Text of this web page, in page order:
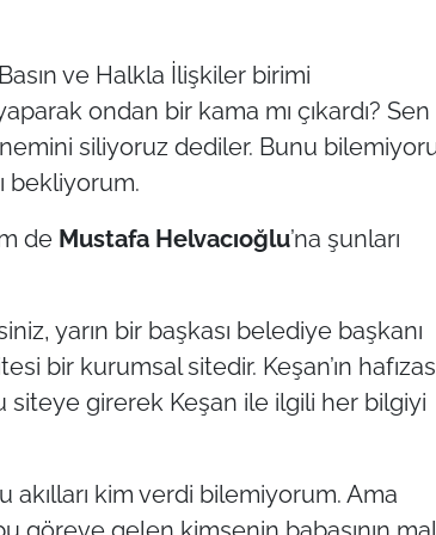
ve Halkla İlişkiler birimi
yaparak ondan bir kama mı çıkardı? Sen
siliyoruz dediler. Bunu
bekliyorum.
de Mustafa Helvacıoğlu’na şunları
yarın bir başkası belediye başkanı
bir kurumsal sitedir. Keşan’ın
siteye girerek Keşan ile ilgili her bilgiyi
akılları kim verdi bilemiyorum. Ama